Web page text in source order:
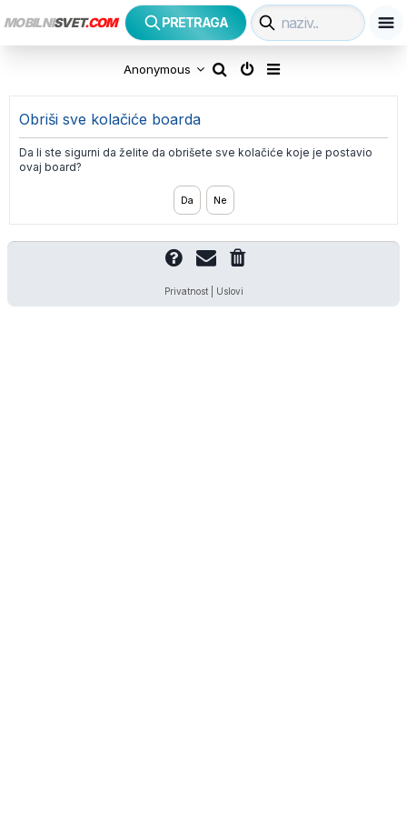
MOBILNISVET.COM PRETRAGA
Anonymous
r
e
g
a
Obriši sve kolačiće boarda
Da li ste sigurni da želite da obrišete sve kolačiće koje je postavio
ovaj board?
Privatnost| Uslovi